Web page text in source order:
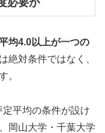
均4.0以上が一つの
絶対条件ではなく、
。
平均の条件が設け
岡山大学・千葉大学